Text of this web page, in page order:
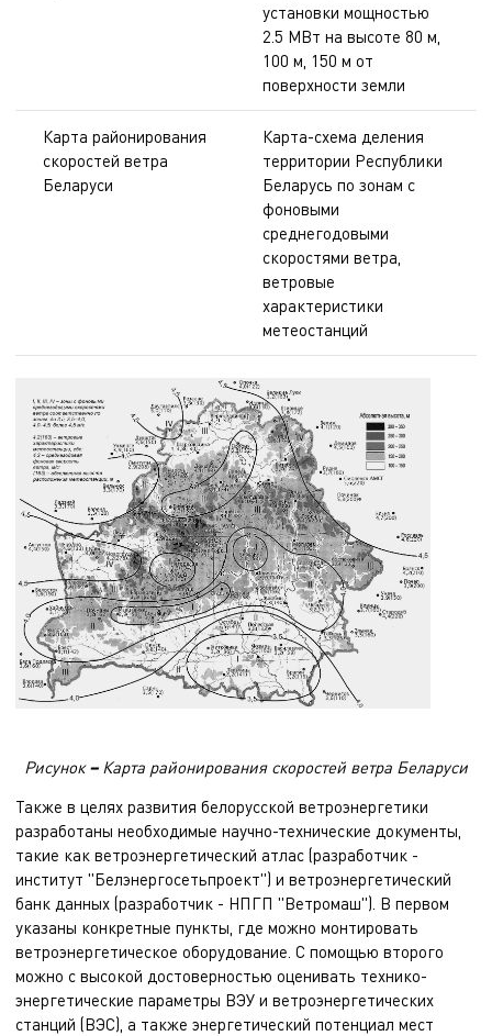
установки мощностью
2.5 МВт на высоте 80 м,
100 м, 150 м от
поверхности земли
Карта районирования
скоростей ветра
Беларуси
Карта-схема деления
территории Республики
Беларусь по зонам с
фоновыми
среднегодовыми
скоростями ветра,
ветровые
характеристики
метеостанций
Рисунок– Карта районирования скоростей ветра Беларуси
Также в целях развития белорусской ветроэнергетики
разработаны необходимые научно-технические документы,
такие как ветроэнергетический атлас (разработчик -
институт "Белэнергосетьпроект") и ветроэнергетический
банк данных (разработчик - НПГП "Ветромаш"). В первом
указаны конкретные пункты, где можно монтировать
ветроэнергетическое оборудование. С помощью второго
можно с высокой достоверностью оценивать технико-
энергетические параметры ВЭУ и ветроэнергетических
станций (ВЭС), а также энергетический потенциал мест